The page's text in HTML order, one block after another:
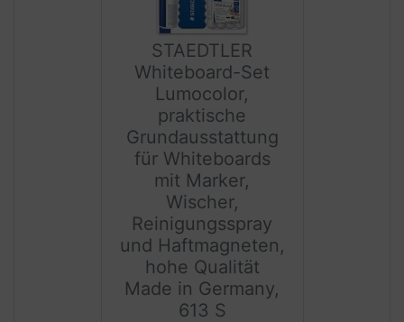
STAEDTLER
Whiteboard-Set
Lumocolor,
praktische
Grundausstattung
für Whiteboards
mit Marker,
Wischer,
Reinigungsspray
und Haftmagneten,
hohe Qualität
Made in Germany,
613 S